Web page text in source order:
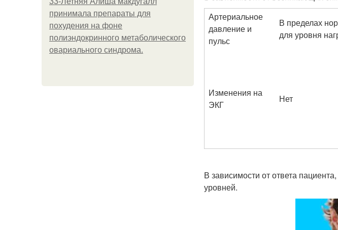
принимала препараты для
похудения на фоне
полиэндокринного метаболического
овариального синдрома.
Артериальное
давление и
пульс
В пределах
для уровня
Изменения на
ЭКГ
Нет
В зависимости от ответа
уровней.